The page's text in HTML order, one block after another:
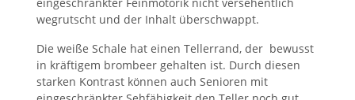
wegrutscht und der Inhalt überschwappt.
Die weiße Schale hat einen Tellerrand, der bewusst
in kräftigem brombeer gehalten ist. Durch diesen
starken Kontrast können auch Senioren mit